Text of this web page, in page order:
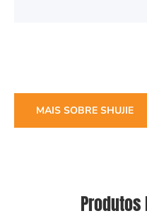
MAIS SOBRE SHUJIE